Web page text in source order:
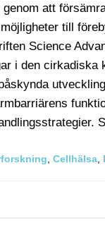
att
till
Science
i den cirkadiska
Cellhälsa